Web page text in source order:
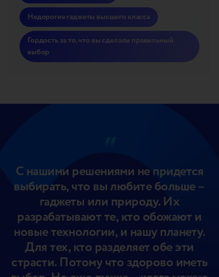
Недорогие гаджеты высшего класса
Гордость за то, что вы сделали правильный
выбор
С нашими решениями не придется
выбирать, что вы любите больше –
гаджеты или природу. Их
разрабатывают те, кто обожают и
новые технологии, и нашу планету.
Для тех, кто разделяет обе эти
страсти. Потому что здорово иметь